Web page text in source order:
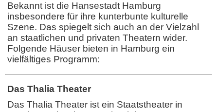
Bekannt ist die Hansestadt Hamburg
insbesondere für ihre kunterbunte kulturelle
Szene. Das spiegelt sich auch an der Vielzahl
an staatlichen und privaten Theatern wider.
Folgende Häuser bieten in Hamburg ein
vielfältiges Programm:
Das Thalia Theater
Das Thalia Theater ist ein Staatstheater in